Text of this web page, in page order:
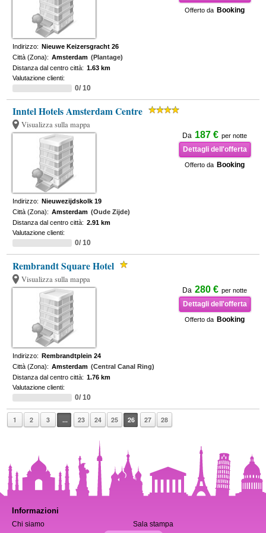
Offerto da Booking
Indirizzo: Nieuwe Keizersgracht 26
Città (Zona): Amsterdam (Plantage)
Distanza dal centro città: 1.63 km
Valutazione clienti:
0/ 10
Inntel Hotels Amsterdam Centre
Visualizza sulla mappa
Da 187 € per notte
Dettagli dell'offerta
Offerto da Booking
Indirizzo: Nieuwezijdskolk 19
Città (Zona): Amsterdam (Oude Zijde)
Distanza dal centro città: 2.91 km
Valutazione clienti:
0/ 10
Rembrandt Square Hotel
Visualizza sulla mappa
Da 280 € per notte
Dettagli dell'offerta
Offerto da Booking
Indirizzo: Rembrandtplein 24
Città (Zona): Amsterdam (Central Canal Ring)
Distanza dal centro città: 1.76 km
Valutazione clienti:
0/ 10
1 2 3 ... 23 24 25 26 27 28
Informazioni
Chi siamo
Sala stampa